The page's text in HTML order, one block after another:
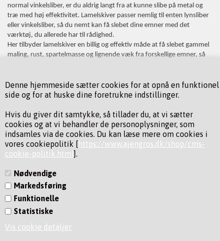
Denne hjemmeside sætter cookies for at opnå en funktionel
side og for at huske dine foretrukne indstillinger.
Hvis du giver dit samtykke, så tillader du, at vi sætter
cookies og at vi behandler de personoplysninger, som
indsamles via de cookies. Du kan læse mere om cookies i
vores cookiepolitik [https://www.ajengros.dk/shop/cms-
cookie-politik.html ].
Nødvendige
Markedsføring
Funktionelle
Statistiske
Vis cookie detaljer
normal vinkelsliber, er du aldrig langt fra at kunne slibe på metal og
træ med høj effektivitet. Lamelskiver passer nemlig til enten lynsliber
eller vinkelsliber, så du nemt kan få slebet dine emner med det
værktøj, du allerede har til rådighed.
Her tilbyder lamelskiver en billig og effektiv måde at få slebet gammel
maling, rust, spartelmasse og lignende væk fra forskellige emner, så
Hos AJ Engros sælger vi lamelskiver i høj kvalitet, som vil leve op til alle
kvalitet, for du skal også sørge for at vælge den rette lamelskive til
netop din opgave. Her skal du første og fremmest kigge på skivens
grovhed, som afgør, hvor meget skiven vil slibe af under brug. Derfor
skal du kigge på hvad og hvor meget, du vil slibe.
KONTAKT
INFORMATION